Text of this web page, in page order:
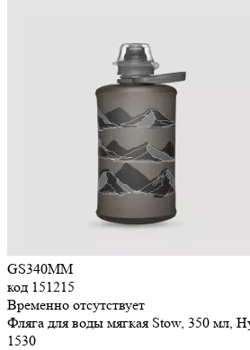
GS340MM
код 151215
Временно отсутствует
Фляга для воды мягкая Stow, 350 мл,
1 530